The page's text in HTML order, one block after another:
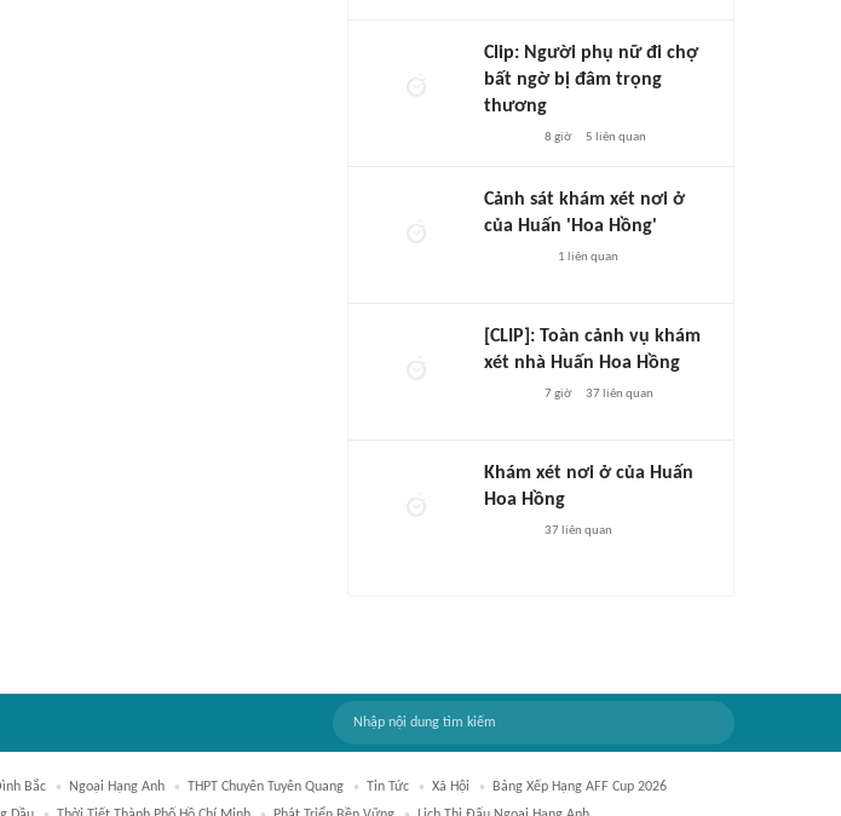
Clip: Người phụ nữ đi chợ
bất ngờ bị đâm trọng
thương
8 giờ 5 liên quan
Cảnh sát khám xét nơi ở
của Huấn 'Hoa Hồng'
1 liên quan
[CLIP]: Toàn cảnh vụ khám
xét nhà Huấn Hoa Hồng
7 giờ 37liên quan
Khám xét nơi ở của Huấn
Hoa Hồng
37liên quan
Bắc Ngoại Hạng Anh THPT Chuyên Tuyên Quang Tin Tức Xã Hội
Bảng Xếp Hạng AFF Cup 2026